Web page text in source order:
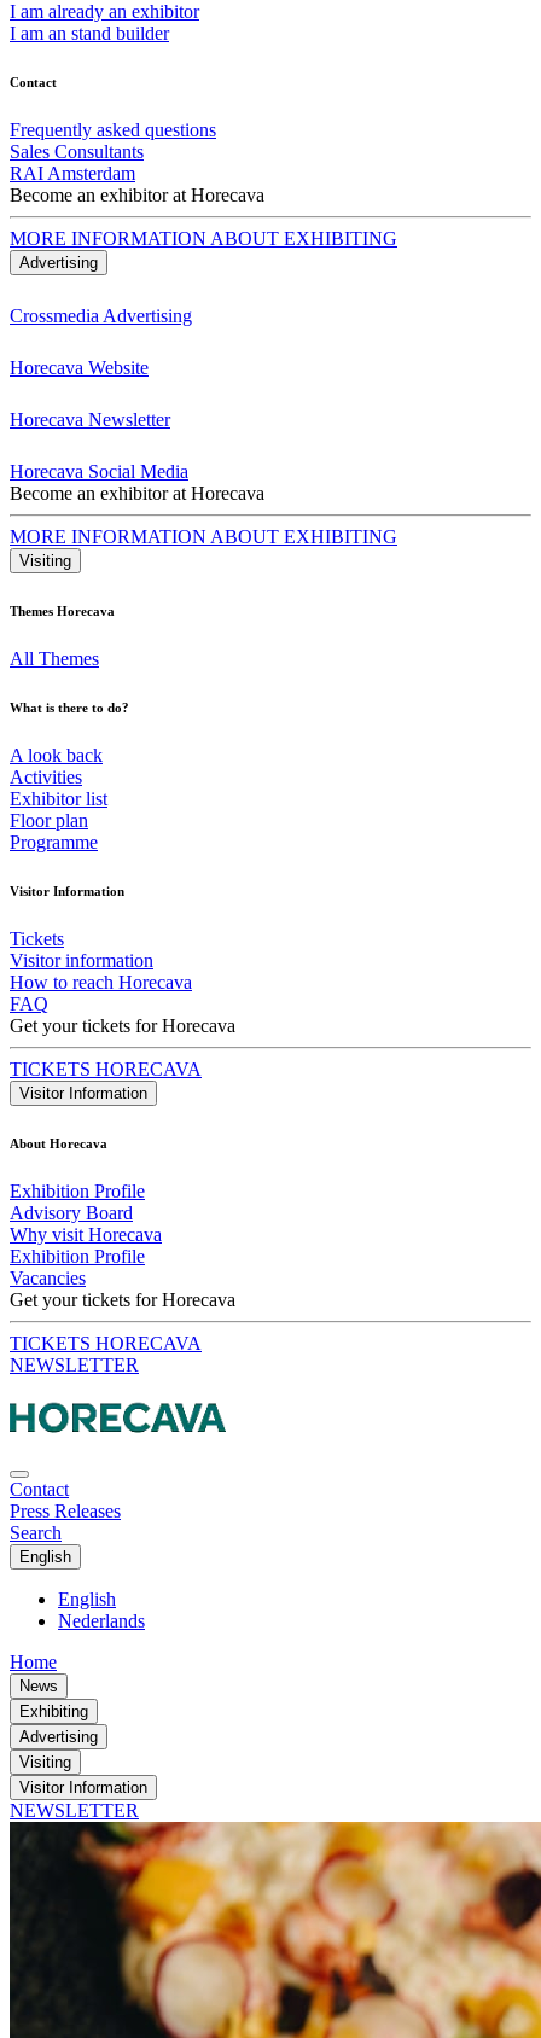
I am already an exhibitor
I am an stand builder
Contact
Frequently asked questions
Sales Consultants
RAI Amsterdam
Become an exhibitor at Horecava
MORE INFORMATION ABOUT EXHIBITING
Advertising
Crossmedia Advertising
Horecava Website
Horecava Newsletter
Horecava Social Media
Become an exhibitor at Horecava
MORE INFORMATION ABOUT EXHIBITING
Visiting
Themes Horecava
All Themes
What is there to do?
A look back
Activities
Exhibitor list
Floor plan
Programme
Visitor Information
Tickets
Visitor information
How to reach Horecava
FAQ
Get your tickets for Horecava
TICKETS HORECAVA
Visitor Information
About Horecava
Exhibition Profile
Advisory Board
Why visit Horecava
Exhibition Profile
Vacancies
Get your tickets for Horecava
TICKETS HORECAVA
NEWSLETTER
Contact
Press Releases
Search
English
English
Nederlands
Home
News
Exhibiting
Advertising
Visiting
Visitor Information
NEWSLETTER